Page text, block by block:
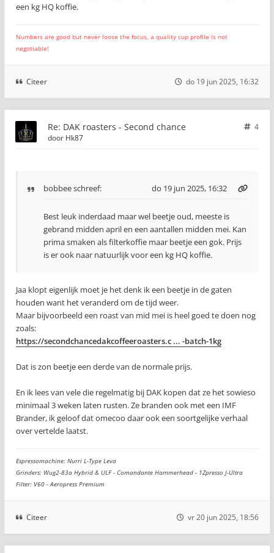
een kg HQ koffie.
Numbers are good but never loose the focus, a quality cup profile is not
negotiable!
Citeer do 19 jun 2025, 16:32
Re: DAK roasters - Second chance
4
door Hk87
bobbeeschreef: do 19 jun 2025, 16:32
Best leuk inderdaad maar wel beetje oud, meeste is
gebrand midden april en een aantallen midden mei. Kan
prima smaken als filterkoffie maar beetje een gok. Prijs
is er ook naar natuurlijk voor een kg HQ koffie.
Jaa klopt eigenlijk moet je het denk ik een beetje in de gaten
houden want het veranderd om de tijd weer.
Maar bijvoorbeeld een roast van mid mei is heel goed te doen nog
zoals:
https://secondchancedakcoffeeroasters.c ... -batch-1kg
Dat is zon beetje een derde van de normale prijs.
En ik lees van vele die regelmatig bij DAK kopen dat ze het sowieso
minimaal 3 weken laten rusten. Ze branden ook met een IMF
Brander, ik geloof dat omecoo daar ook een soortgelijke verhaal
over vertelde laatst.
Espressomachine: Nurri L-Type Leva
Grinders: Wug2-83a Hybrid & ULF - Comandante Hammerhead - 1Zpresso J-Ultra
Filter: V60 - Aeropress Premium
Citeer vr 20 jun 2025, 18:56